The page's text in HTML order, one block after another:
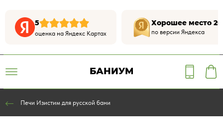
5
оценка на Яндекс Картах
Хорошее место
по версии Яндекса
БАНИУМ
Печи Изистим для русской бани